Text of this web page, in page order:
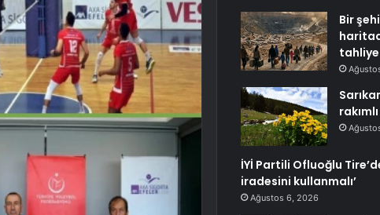
Bir
İYİ Partili Ofluoğlu
iradesini kullanmalı’
Ağustos 6, 2026